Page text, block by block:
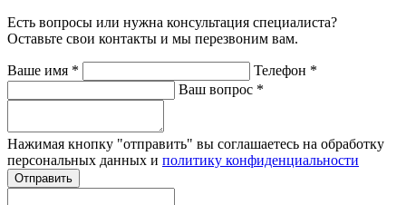
Есть вопросы или нужна консультация специалиста?
Оставьте свои контакты и мы перезвоним вам.
Ваше имя * Телефон *
Ваш вопрос *
Нажимая кнопку "отправить" вы соглашаетесь на обработку
персональных данных и политику конфиденциальности